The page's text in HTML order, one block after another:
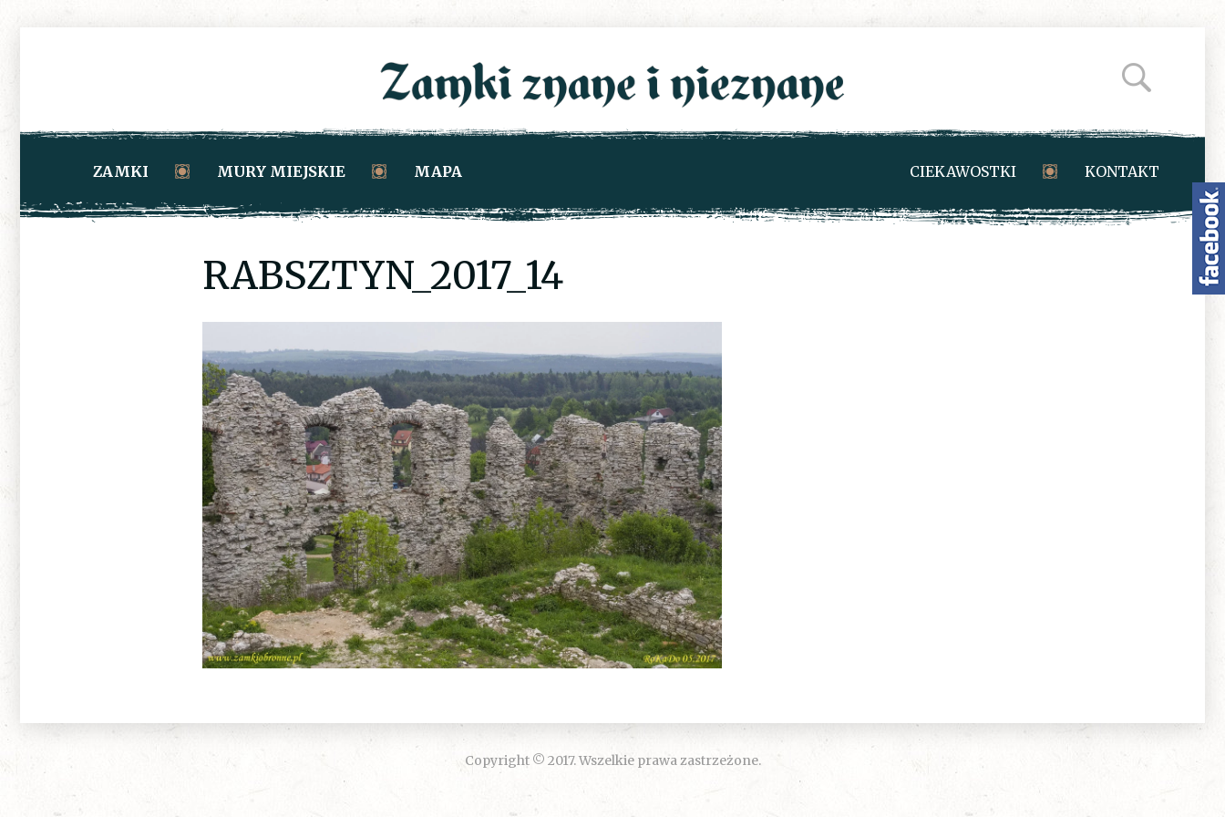
ZAMKI MURY MIEJSKIE MAPA CIEKAWOSTKI KONTAKT
RABSZTYN_2017_14
Copyright © 2017. Wszelkie prawa zastrzeżone.